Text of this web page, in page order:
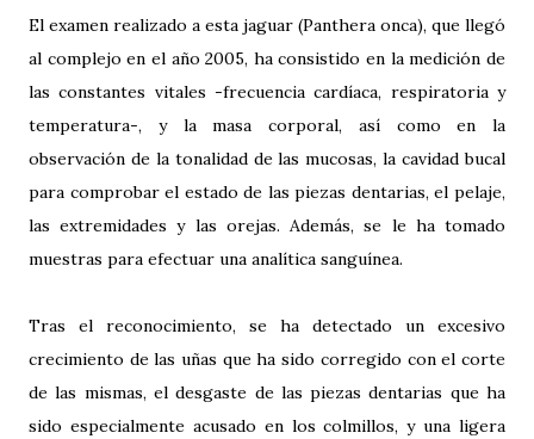
El examen realizado a esta jaguar (Panthera onca), que llegó
al complejo en el año 2005, ha consistido en la medición de
las constantes vitales -frecuencia cardíaca, respiratoria y
temperatura-, y la masa corporal, así como en la
observación de la tonalidad de las mucosas, la cavidad bucal
para comprobar el estado de las piezas dentarias, el pelaje,
las extremidades y las orejas. Además, se le ha tomado
muestras para efectuar una analítica sanguínea.
Tras el reconocimiento, se ha detectado un excesivo
crecimiento de las uñas que ha sido corregido con el corte
de las mismas, el desgaste de las piezas dentarias que ha
sido especialmente acusado en los colmillos, y una ligera